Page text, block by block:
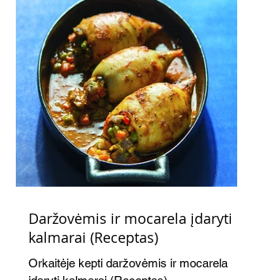
Daržovėmis ir mocarela įdaryti
kalmarai (Receptas)
Orkaitėje kepti daržovėmis ir mocarela